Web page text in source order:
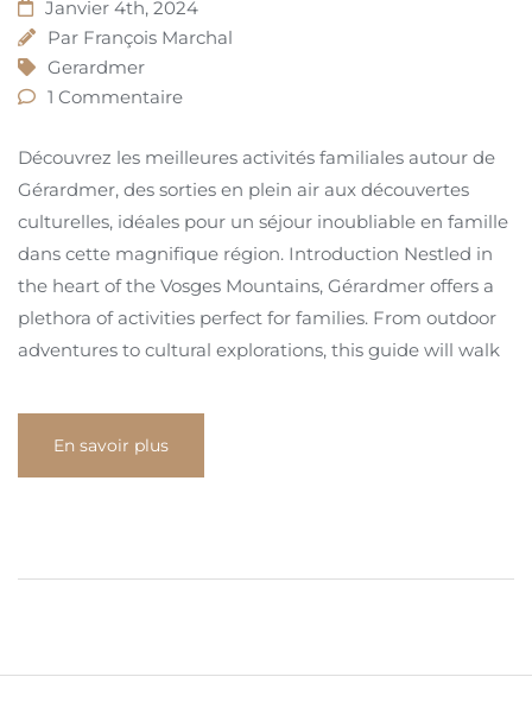
Janvier 4th, 2024
Par François Marchal
Gerardmer
1 Commentaire
Découvrez les meilleures activités familiales autour de
Gérardmer, des sorties en plein air aux découvertes
culturelles, idéales pour un séjour inoubliable en famille
dans cette magnifique région. Introduction Nestled in
the heart of the Vosges Mountains, Gérardmer offers a
plethora of activities perfect for families. From outdoor
adventures to cultural explorations, this guide will walk
En savoir plus